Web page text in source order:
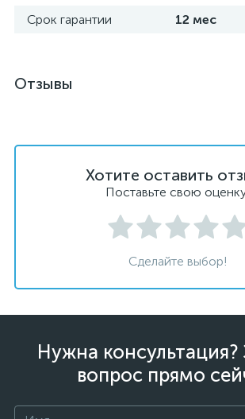
Срок гарантии 12 мес
Отзывы
Хотите оставить
Поставьте свою
Сделайте выбор!
Нужна консультация?
вопрос прямо